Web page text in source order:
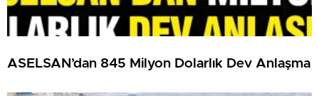
ASELSAN’dan 845 Milyon Dolarlık Dev Anlaşma